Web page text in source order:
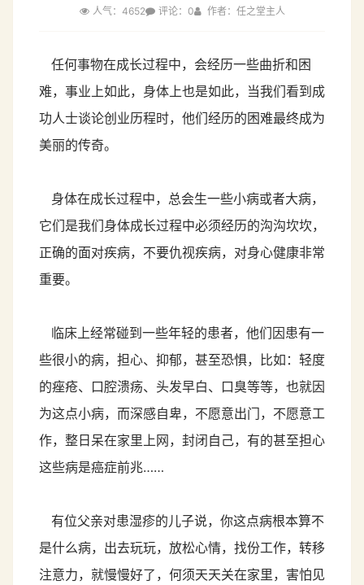
人气：4652 评论：0 作者：任之堂主人
任何事物在成长过程中，会经历一些曲折和困
难，事业上如此，身体上也是如此，当我们看到成
功人士谈论创业历程时，他们经历的困难最终成为
美丽的传奇。
身体在成长过程中，总会生一些小病或者大病，
它们是我们身体成长过程中必须经历的沟沟坎坎，
正确的面对疾病，不要仇视疾病，对身心健康非常
重要。
临床上经常碰到一些年轻的患者，他们因患有一
些很小的病，担心、抑郁，甚至恐惧，比如：轻度
的痤疮、口腔溃疡、头发早白、口臭等等，也就因
为这点小病，而深感自卑，不愿意出门，不愿意工
作，整日呆在家里上网，封闭自己，有的甚至担心
这些病是癌症前兆……
有位父亲对患湿疹的儿子说，你这点病根本算不
是什么病，出去玩玩，放松心情，找份工作，转移
注意力，就慢慢好了，何须天天关在家里，害怕见